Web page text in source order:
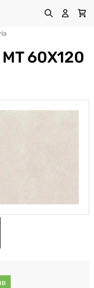
60X120